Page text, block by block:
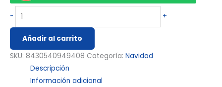
- +
Añadir al carrito
SKU: 8430540949408 Categoría: Navidad
Descripción
Información adicional